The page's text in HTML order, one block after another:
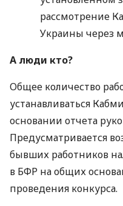
рассмотрение
Украины через
А люди кто?
Общее количество
устанавливаться
основании отчета
Предусматривается
бывших работников
в БФР на общих
проведения конкурса.